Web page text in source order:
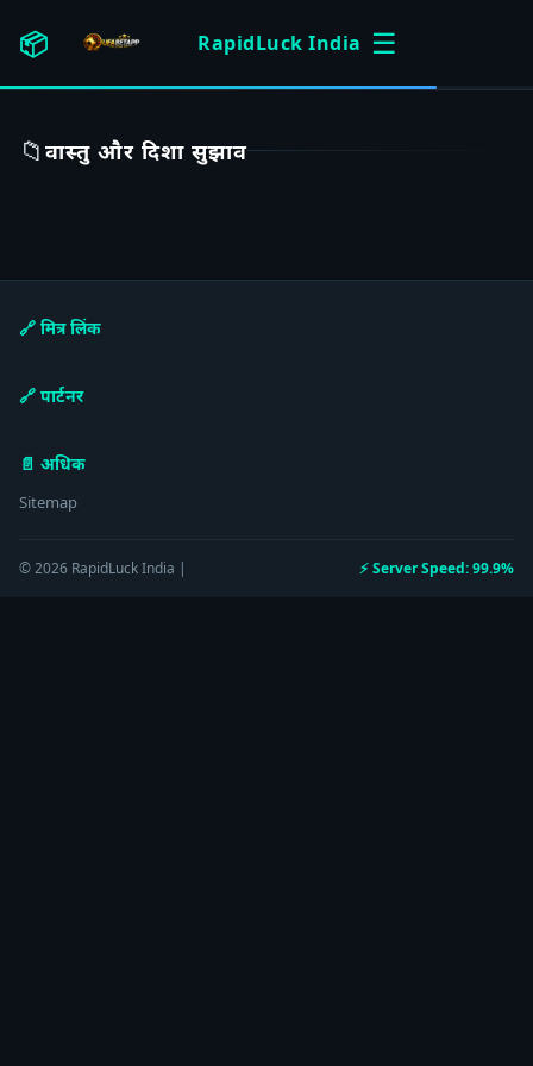
📦 RapidLuck India ☰
📁 वास्तु और दिशा सुझाव
🔗 मित्र लिंक
🔗 पार्टनर
📄 अधिक
Sitemap
© 2026 RapidLuck India | ⚡ Server Speed: 99.9%